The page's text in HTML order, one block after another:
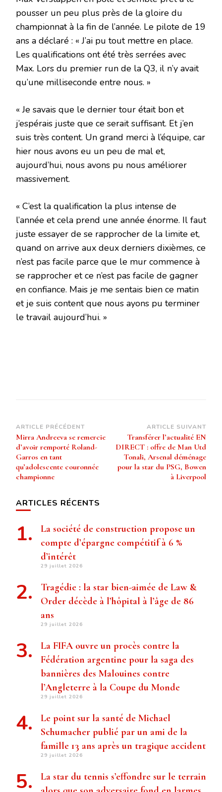
pousser un peu plus près de la gloire du
championnat à la fin de l’année. Le pilote de 19
ans a déclaré : « J’ai pu tout mettre en place.
Les qualifications ont été très serrées avec
Max. Lors du premier run de la Q3, il n’y avait
qu’une milliseconde entre nous. »
« Je savais que le dernier tour était bon et
j’espérais juste que ce serait suffisant. Et j’en
suis très content. Un grand merci à l’équipe, car
hier nous avons eu un peu de mal et,
aujourd’hui, nous avons pu nous améliorer
massivement.
« C’est la qualification la plus intense de
l’année et cela prend une année énorme. Il faut
juste essayer de se rapprocher de la limite et,
quand on arrive aux deux derniers dixièmes, ce
n’est pas facile parce que le mur commence à
se rapprocher et ce n’est pas facile de gagner
en confiance. Mais je me sentais bien ce matin
et je suis content que nous ayons pu terminer
le travail aujourd’hui. »
Navigation
d’article
ARTICLE PRÉCÉDENT
Mirra Andreeva se remercie
d’avoir remporté Roland-
Garros en tant
qu’adolescente couronnée
championne
ARTICLE SUIVANT
Transférer l’actualité EN
DIRECT : offre de Man Utd
Tonali, Arsenal déménage
pour la star du PSG, Bowen
à Liverpool
ARTICLES RÉCENTS
La société de construction propose un
compte d’épargne compétitif à 6 %
d’intérêt
29 juillet 2026
Tragédie : la star bien-aimée de Law &
Order décède à l’hôpital à l’âge de 86
ans
29 juillet 2026
La FIFA ouvre un procès contre la
Fédération argentine pour la saga des
bannières des Malouines contre
l’Angleterre à la Coupe du Monde
29 juillet 2026
Le point sur la santé de Michael
Schumacher publié par un ami de la
famille 13 ans après un tragique accident
29 juillet 2026
La star du tennis s’effondre sur le terrain